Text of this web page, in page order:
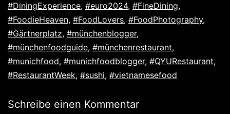
#DiningExperience, #euro2024, #FineDining,
#FoodieHeaven, #FoodLovers, #FoodPhotography,
#Gärtnerplatz, #münchenblogger,
#münchenfoodguide, #münchenrestaurant,
#munichfood, #munichfoodblogger, #QYURestaurant,
#RestaurantWeek, #sushi, #vietnamesefood
Schreibe einen Kommentar